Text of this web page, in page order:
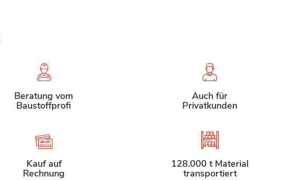
Beratung vom
Baustoffprofi
Auch für
Privatkunden
Kauf auf
Rechnung
128.000 t Material
transportiert